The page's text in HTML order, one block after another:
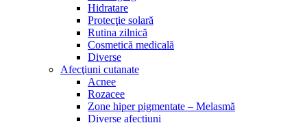
Hidratare
Protecţie solară
Rutina zilnică
Cosmetică medicală
Diverse
Afecţiuni cutanate
Acnee
Rozacee
Zone hiper pigmentate – Melasmă
Diverse afecțiuni